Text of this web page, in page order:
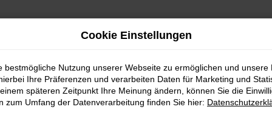
Friedberg günstig
bares Geld sparen
Cookie Einstellungen
bestmögliche Nutzung unserer Webseite zu ermöglichen und unsere
Ihre Präferenzen und verarbeiten Daten für Marketing und
späteren Zeitpunkt Ihre Meinung ändern, können Sie die
zum Umfang der Datenverarbeitung finden Sie hier: